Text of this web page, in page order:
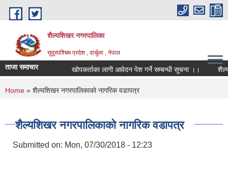
Skip to main content
शैल्यशिखर नगरपालिका
सुदूरपश्चिम प्रदेश , दार्चुला , नेपाल
ताजा समाचार खोपकर्ताका लागी आवेदन पेश गर्ने सम्बन्धी सूचना ।।
You are here
Home » शैल्यशिखर नगरपालिकाको नागरिक वडापत्र
शैल्यशिखर नगरपालिकाको नागरिक वडापत्र
Submitted on: Mon, 07/30/2018 - 12:23